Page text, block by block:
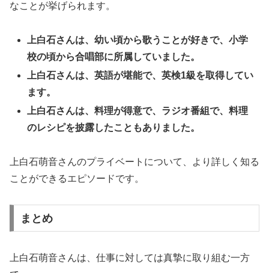
なことが挙げられます。
上白石さんは、幼い頃から歌うことが好きで、小学
校の頃から合唱部に所属していました。
上白石さんは、英語が堪能で、英検1級を取得してい
ます。
上白石さんは、料理が得意で、ラジオ番組で、料理
のレシピを披露したこともありました。
上白石萌音さんのプライベートについて、より詳しく知る
ことができるエピソードです。
まとめ
上白石萌音さんは、仕事に対しては真摯に取り組む一方